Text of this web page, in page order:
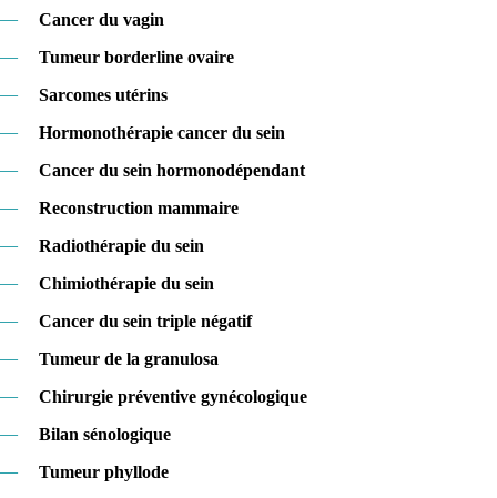
—
Cancer du vagin
—
Tumeur borderline ovaire
—
Sarcomes utérins
—
Hormonothérapie cancer du sein
—
Cancer du sein hormonodépendant
—
Reconstruction mammaire
—
Radiothérapie du sein
—
Chimiothérapie du sein
—
Cancer du sein triple négatif
—
Tumeur de la granulosa
—
Chirurgie préventive gynécologique
—
Bilan sénologique
—
Tumeur phyllode